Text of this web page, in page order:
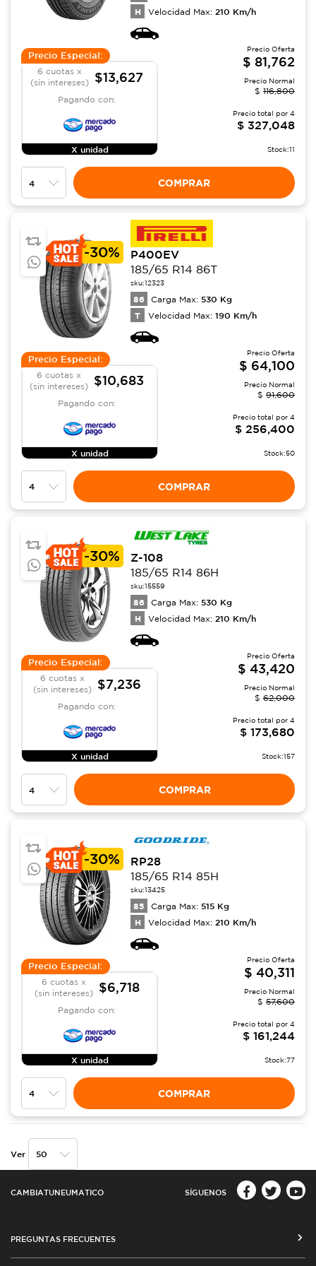
H Velocidad Max: 210 Km/h
Precio Especial:
6 cuotas x
(sin intereses)
$13,627
Pagando con:
X unidad
Precio Oferta
$ 81,762
Precio Normal
$ 116,800
Precio total por 4
$ 327,048
Stock:11
COMPRAR
-30%
P400EV
185/65 R14 86T
sku:12323
86 Carga Max: 530 Kg
T Velocidad Max: 190 Km/h
Precio Especial:
6 cuotas x
(sin intereses)
$10,683
Pagando con:
X unidad
Precio Oferta
$ 64,100
Precio Normal
$ 91,600
Precio total por 4
$ 256,400
Stock:50
COMPRAR
-30%
Z-108
185/65 R14 86H
sku:15559
86 Carga Max: 530 Kg
H Velocidad Max: 210 Km/h
Precio Especial:
6 cuotas x
(sin intereses)
$7,236
Pagando con:
X unidad
Precio Oferta
$ 43,420
Precio Normal
$ 62,000
Precio total por 4
$ 173,680
Stock:157
COMPRAR
-30%
RP28
185/65 R14 85H
sku:13425
85 Carga Max: 515 Kg
H Velocidad Max: 210 Km/h
Precio Especial:
6 cuotas x
(sin intereses)
$6,718
Pagando con:
X unidad
Precio Oferta
$ 40,311
Precio Normal
$ 57,600
Precio total por 4
$ 161,244
Stock:77
COMPRAR
Ver
CAMBIATUNEUMATICO SÍGUENOS
PREGUNTAS FRECUENTES